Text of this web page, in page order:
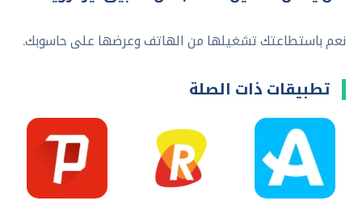
نعم باستطاعتك تشغيلها من الهاتف وعرضها على حاسوبك.
تطبيقات ذات الصلة